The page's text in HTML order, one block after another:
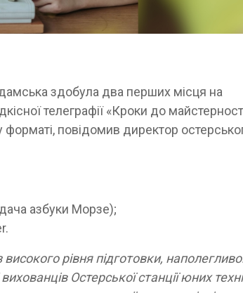
здобула два перших місця на
телеграфії «Кроки до
повідомив директор
азбуки Морзе);
рівня підготовки,
Остерської станції юних